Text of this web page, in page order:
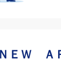
ＥＷ Ａ